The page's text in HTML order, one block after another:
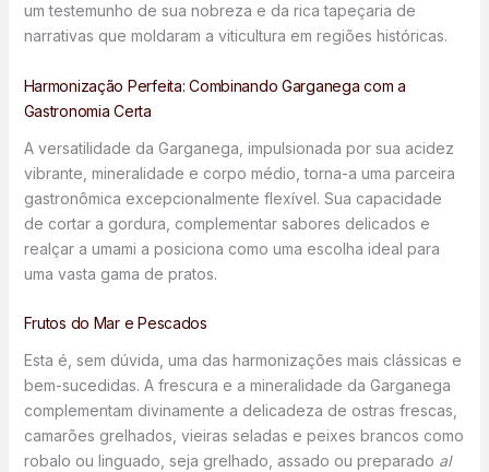
um testemunho de sua nobreza e da rica tapeçaria de
narrativas que moldaram a viticultura em regiões históricas.
Harmonização Perfeita: Combinando Garganega com a
Gastronomia Certa
A versatilidade da Garganega, impulsionada por sua acidez
vibrante, mineralidade e corpo médio, torna-a uma parceira
gastronômica excepcionalmente flexível. Sua capacidade
de cortar a gordura, complementar sabores delicados e
realçar a umami a posiciona como uma escolha ideal para
uma vasta gama de pratos.
Frutos do Mar e Pescados
Esta é, sem dúvida, uma das harmonizações mais clássicas e
bem-sucedidas. A frescura e a mineralidade da Garganega
complementam divinamente a delicadeza de ostras frescas,
camarões grelhados, vieiras seladas e peixes brancos como
robalo ou linguado, seja grelhado, assado ou preparado al